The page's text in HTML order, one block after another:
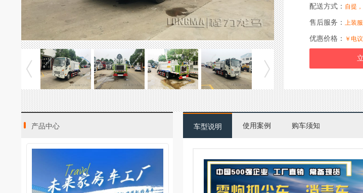
配送方式： 自提
售后服务： 上装
优惠价格： ￥电议
产品中心 车型说明 使用案例 购车须知